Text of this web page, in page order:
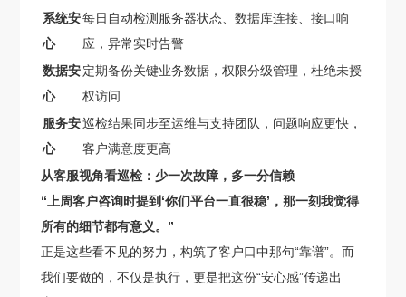
系统安
心
每日自动检测服务器状态、数据库连接、接口响
应，异常实时告警
数据安
心
定期备份关键业务数据，权限分级管理，杜绝未授
权访问
服务安
心
巡检结果同步至运维与支持团队，问题响应更快，
客户满意度更高
从客服视角看巡检：少一次故障，多一分信赖
“上周客户咨询时提到‘你们平台一直很稳’，那一刻我觉得
所有的细节都有意义。”
正是这些看不见的努力，构筑了客户口中那句“靠谱”。而
我们要做的，不仅是执行，更是把这份“安心感”传递出